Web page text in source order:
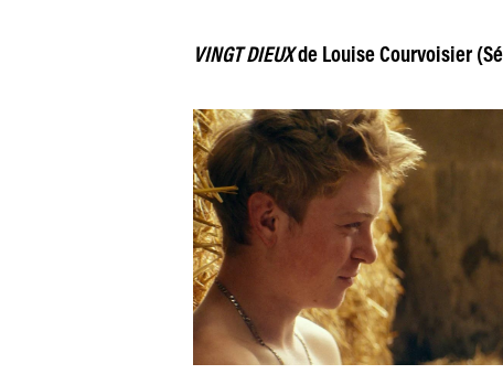
VINGT DIEUXde Louise Courvoisier